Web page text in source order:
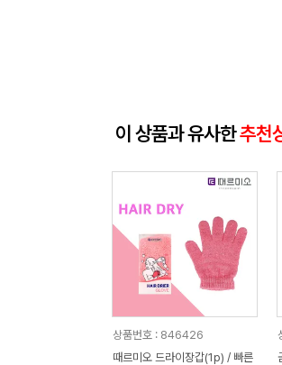
이 상품과 유사한추천
상품번호 : 846426
때르미오 드라이장갑(1p) / 빠른